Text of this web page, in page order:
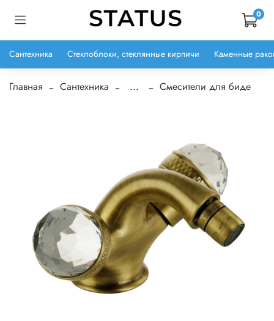
0
Сантехника Стеклоблоки, стеклянные кирпичи Каменные
Главная Сантехника ... Смесители для биде